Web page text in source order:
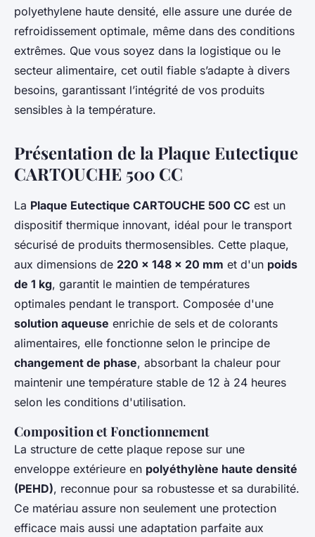
Baptiste•7 décembre 2024•8 min de lecture
polyethylene haute densité, elle assure une durée de
refroidissement optimale, même dans des conditions
extrêmes. Que vous soyez dans la logistique ou le
secteur alimentaire, cet outil fiable s’adapte à divers
besoins, garantissant l’intégrité de vos produits
sensibles à la température.
Présentation de la Plaque Eutectique
CARTOUCHE 500 CC
La Plaque Eutectique CARTOUCHE 500 CC est un
dispositif thermique innovant, idéal pour le transport
sécurisé de produits thermosensibles. Cette plaque,
aux dimensions de 220 x 148 x 20 mm et d'un poids
de 1 kg, garantit le maintien de températures
optimales pendant le transport. Composée d'une
solution aqueuse enrichie de sels et de colorants
alimentaires, elle fonctionne selon le principe de
changement de phase, absorbant la chaleur pour
maintenir une température stable de 12 à 24 heures
selon les conditions d'utilisation.
Composition et Fonctionnement
La structure de cette plaque repose sur une
enveloppe extérieure en polyéthylène haute densité
(PEHD), reconnue pour sa robustesse et sa durabilité.
Ce matériau assure non seulement une protection
efficace mais aussi une adaptation parfaite aux